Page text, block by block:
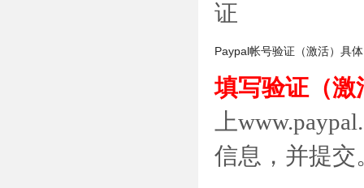
证
Paypal帐号验证（激活）具
填写验证（激
上
信息，并提